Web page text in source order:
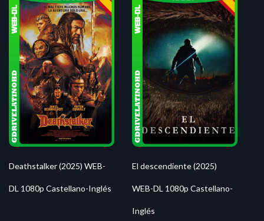
Deathstalker (2025) WEB-
DL 1080p Castellano-Inglés
El descendiente (2025)
WEB-DL 1080p Castellano-
Inglés